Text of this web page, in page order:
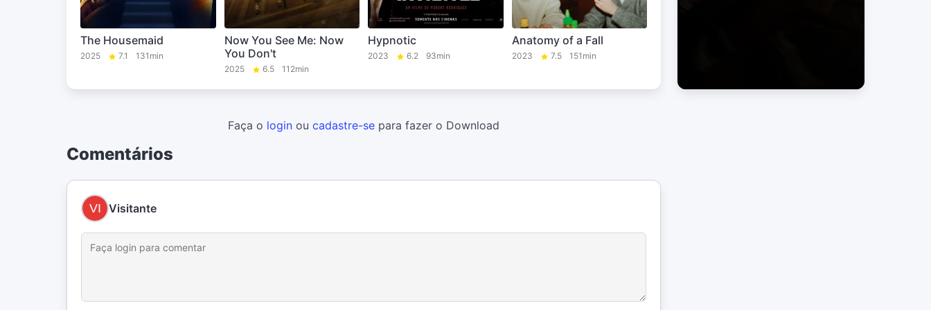
The Housemaid
2025 7.1 131min
Now You See Me: Now
You Don't
2025 6.5 112min
Hypnotic
2023 6.2 93min
Anatomy of a Fall
2023 7.5 151min
Faça o login ou cadastre-se para fazer o Download
Comentários
Visitante